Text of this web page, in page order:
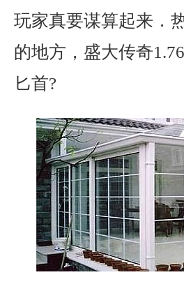
玩家真要谋算起来．
的地方，盛大传奇
匕首?